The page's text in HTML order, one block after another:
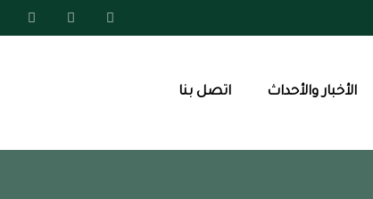
الأخبار والأحداث اتصل بنا